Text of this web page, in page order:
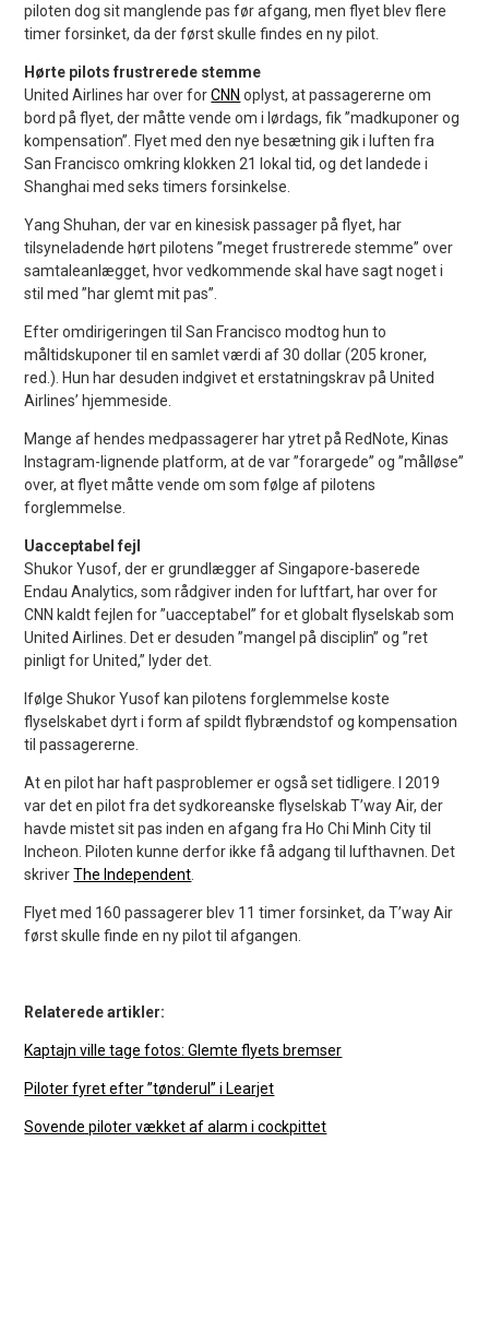
piloten dog sit manglende pas før afgang, men flyet blev flere
timer forsinket, da der først skulle findes en ny pilot.
Hørte pilots frustrerede stemme
United Airlines har over forCNN oplyst, at passagererne om
bord på flyet, der måtte vende om i lørdags, fik ”madkuponer og
kompensation”. Flyet med den nye besætning gik i luften fra
San Francisco omkring klokken 21 lokal tid, og det landede i
Shanghai med seks timers forsinkelse.
Yang Shuhan, der var en kinesisk passager på flyet, har
tilsyneladende hørt pilotens ”meget frustrerede stemme” over
samtaleanlægget, hvor vedkommende skal have sagt noget i
stil med ”har glemt mit pas”.
Efter omdirigeringen til San Francisco modtog hun to
måltidskuponer til en samlet værdi af 30 dollar (205 kroner,
red.). Hun har desuden indgivet et erstatningskrav på United
Airlines’ hjemmeside.
Mange af hendes medpassagerer har ytret på RedNote, Kinas
Instagram-lignende platform, at de var ”forargede” og ”målløse”
over, at flyet måtte vende om som følge af pilotens
forglemmelse.
Uacceptabel fejl
Shukor Yusof, der er grundlægger af Singapore-baserede
Endau Analytics, som rådgiver inden for luftfart, har over for
CNN kaldt fejlen for ”uacceptabel” for et globalt flyselskab som
United Airlines. Det er desuden ”mangel på disciplin” og ”ret
pinligt for United,” lyder det.
Ifølge Shukor Yusof kan pilotens forglemmelse koste
flyselskabet dyrt i form af spildt flybrændstof og kompensation
til passagererne.
At en pilot har haft pasproblemer er også set tidligere. I 2019
var det en pilot fra det sydkoreanske flyselskab T’way Air, der
havde mistet sit pas inden en afgang fra Ho Chi Minh City til
Incheon. Piloten kunne derfor ikke få adgang til lufthavnen. Det
skriverThe Independent
Flyet med 160 passagerer blev 11 timer forsinket, da T’way Air
først skulle finde en ny pilot til afgangen.
Relaterede artikler:
Kaptajn ville tage fotos: Glemte flyets bremser
Piloter fyret efter ”tønderul” i Learjet
Sovende piloter vækket af alarm i cockpittet